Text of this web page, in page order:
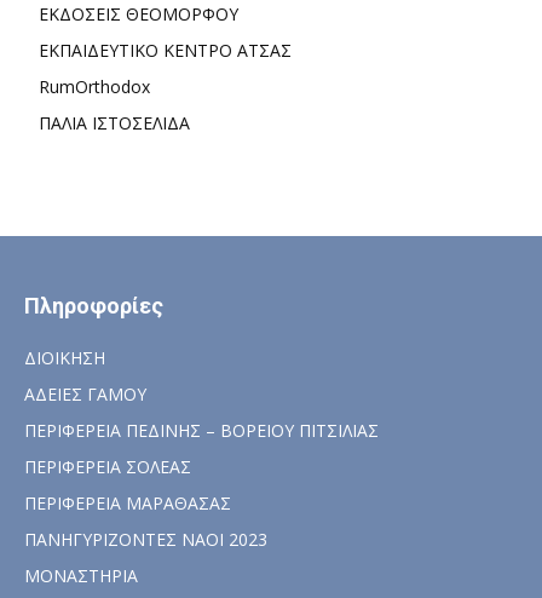
ΕΚΔΟΣΕΙΣ ΘΕΟΜΟΡΦΟΥ
ΕΚΠΑΙΔΕΥΤΙΚΟ ΚΕΝΤΡΟ ΑΤΣΑΣ
RumOrthodox
ΠΑΛΙΑ ΙΣΤΟΣΕΛΙΔΑ
Πληροφορίες
ΔΙΟΙΚΗΣΗ
ΑΔΕΙΕΣ ΓΑΜΟΥ
ΠΕΡΙΦΕΡΕΙΑ ΠΕΔΙΝΗΣ – ΒΟΡΕΙΟΥ ΠΙΤΣΙΛΙΑΣ
ΠΕΡΙΦΕΡΕΙΑ ΣΟΛΕΑΣ
ΠΕΡΙΦΕΡΕΙΑ ΜΑΡΑΘΑΣΑΣ
ΠΑΝΗΓΥΡΙΖΟΝΤΕΣ ΝΑΟΙ 2023
ΜΟΝΑΣΤΗΡΙΑ